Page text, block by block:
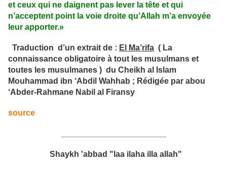
et ceux qui ne daignent pas lever la tête et qui
n’acceptent point la voie droite qu’Allah m’a envoyée
leur apporter.»
Traduction d’un extrait de : El Ma’rifa ( La
connaissance obligatoire à tout les musulmans et
toutes les musulmanes ) du Cheikh al Islam
Mouhammad ibn ‘Abdil Wahhab ; Rédigée par abou
‘Abder-Rahmane Nabil al Firansy
source
Shaykh 'abbad "laa ilaha illa allah"